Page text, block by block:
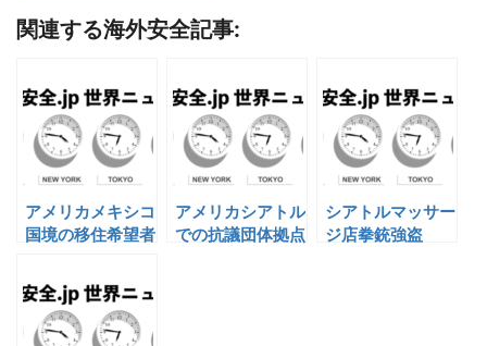
関連する海外安全記事:
アメリカメキシコ
国境の移住希望者
アメリカシアトル
での抗議団体拠点
シアトルマッサー
ジ店拳銃強盗